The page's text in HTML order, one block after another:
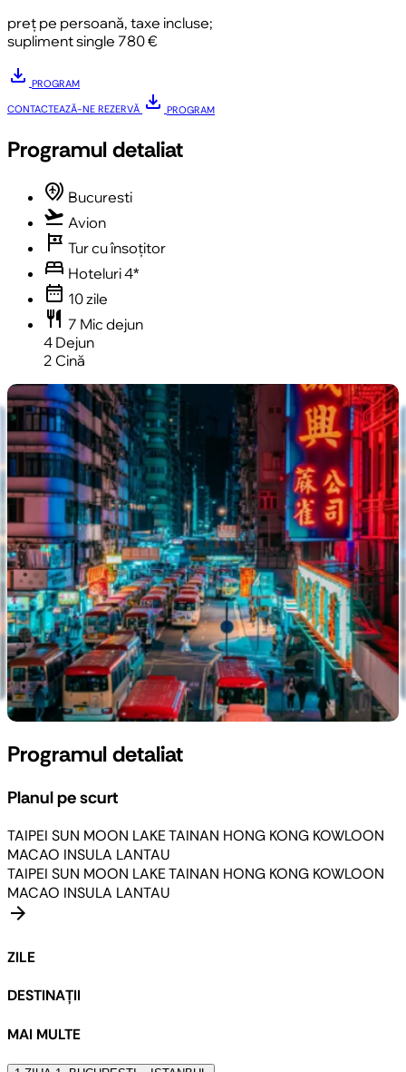
preț pe persoană, taxe incluse;
supliment single 780 €
download PROGRAM
CONTACTEAZĂ-NE REZERVĂ download PROGRAM
Programul detaliat
multiple_airports Bucuresti
flight_takeoff Avion
tour Tur cu însoțitor
bed Hoteluri 4*
date_range 10 zile
restaurant 7 Mic dejun
4 Dejun
2 Cină
Programul detaliat
Planul pe scurt
TAIPEI SUN MOON LAKETAINAN HONG KONG KOWLOON
MACAO INSULA LANTAU
TAIPEI SUN MOON LAKETAINAN HONG KONG KOWLOON
MACAO INSULA LANTAU
arrow_forward
ZILE
DESTINAȚII
MAI MULTE